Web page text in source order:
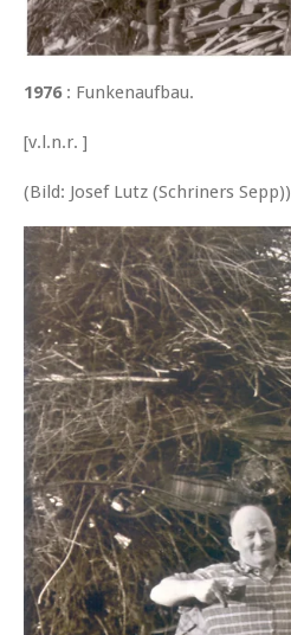
1976: Funkenaufbau.
[v.l.n.r. ]
(Bild: Josef Lutz (Schriners Sepp))